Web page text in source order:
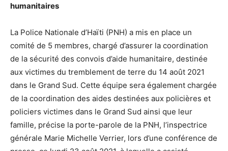
humanitaires
La Police Nationale d’Haïti (PNH) a mis en place un
comité de 5 membres, chargé d’assurer la coordination
de la sécurité des convois d’aide humanitaire, destinée
aux victimes du tremblement de terre du 14 août 2021
dans le Grand Sud. Cette équipe sera également chargée
de la coordination des aides destinées aux policières et
policiers victimes dans le Grand Sud ainsi que leur
famille, précise la porte-parole de la PNH, l’inspectrice
générale Marie Michelle Verrier, lors d’une conférence de